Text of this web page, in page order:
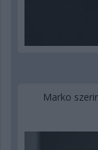
Marko